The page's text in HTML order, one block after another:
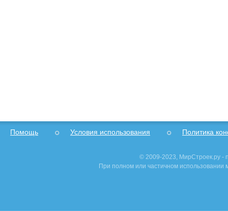
Помощь Условия использования Политика
© 2009-2023, МирСтроек.ру -
При полном или частичном использовании